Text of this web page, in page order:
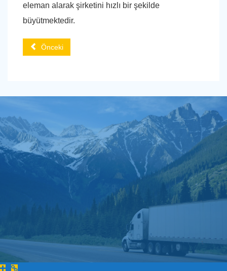
eleman alarak şirketini hızlı bir şekilde
büyütmektedir.
Önceki